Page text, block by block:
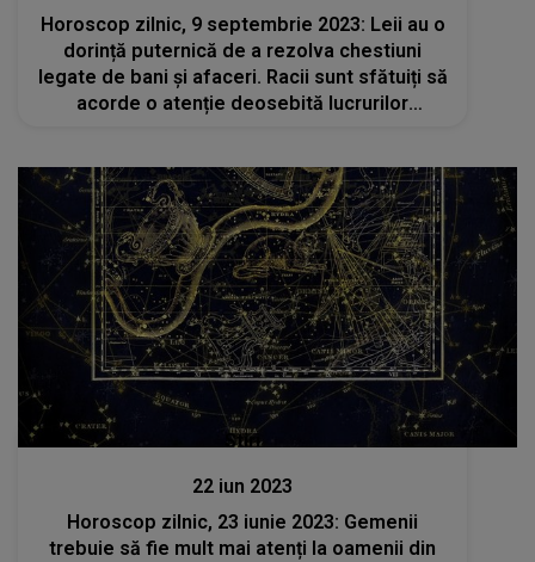
Horoscop zilnic, 9 septembrie 2023: Leii au o
dorință puternică de a rezolva chestiuni
legate de bani și afaceri. Racii sunt sfătuiți să
acorde o atenție deosebită lucrurilor
Stiri
22 iun 2023
Horoscop zilnic, 23 iunie 2023: Gemenii
trebuie să fie mult mai atenți la oamenii din